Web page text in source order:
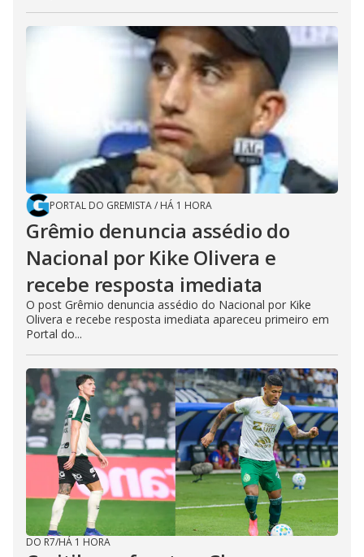
PORTAL DO GREMISTA/ HÁ 1 HORA
Grêmio denuncia assédio do
Nacional por Kike Olivera e
recebe resposta imediata
O post Grêmio denuncia assédio do Nacional por Kike
Olivera e recebe resposta imediata apareceu primeiro em
Portal do...
DO R7/HÁ 1 HORA